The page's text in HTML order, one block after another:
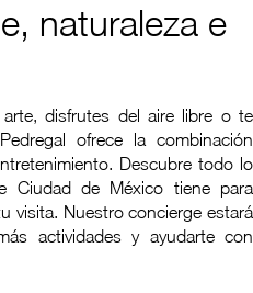
naturaleza e
disfrutes del aire libre o te
ofrece la combinación
Descubre todo lo
Ciudad de México tiene para
visita. Nuestro concierge estará
actividades y ayudarte con